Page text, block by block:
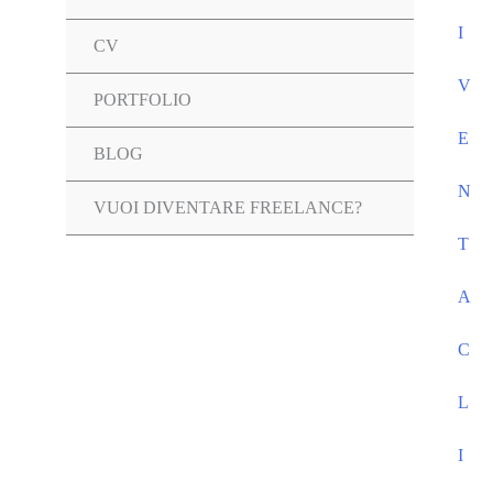
CV
PORTFOLIO
BLOG
VUOI DIVENTARE FREELANCE?
I
V
E
N
T
A
C
L
I